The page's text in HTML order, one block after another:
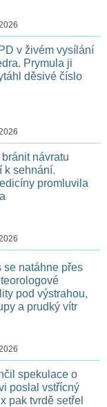
v živém vysílání
Prymula ji
děsivé číslo
bránit návratu
k sehnání.
promluvila
se natáhne přes
pod výstrahou,
a prudký vítr
spekulace o
poslal vstřícný
pak tvrdě setřel